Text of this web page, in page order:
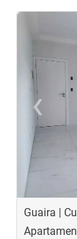
‹Previous
Guaira |